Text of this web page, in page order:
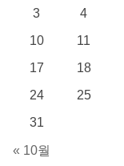
3
4
10
11
17
18
24
25
31
« 10월